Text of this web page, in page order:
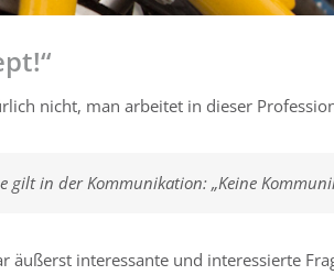
nicht, man arbeitet in dieser
gilt in der Kommunikation: „Keine
äußerst interessante und interessierte